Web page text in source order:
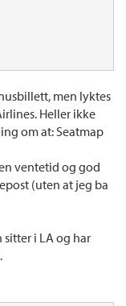
men lyktes
Heller ikke
om at: Seatmap
ventetid og god
(uten at jeg ba
sitter i LA og har